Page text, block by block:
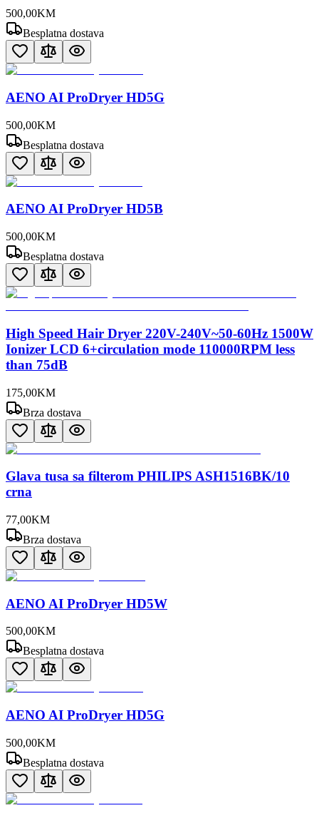
500,00KM
Besplatna dostava
AENO AI ProDryer HD5G
500,00KM
Besplatna dostava
AENO AI ProDryer HD5B
500,00KM
Besplatna dostava
High Speed Hair Dryer 220V-240V~50-60Hz 1500W
Ionizer LCD 6+circulation mode 110000RPM less
than 75dB
175,00KM
Brza dostava
Glava tusa sa filterom PHILIPS ASH1516BK/10
crna
77,00KM
Brza dostava
AENO AI ProDryer HD5W
500,00KM
Besplatna dostava
AENO AI ProDryer HD5G
500,00KM
Besplatna dostava